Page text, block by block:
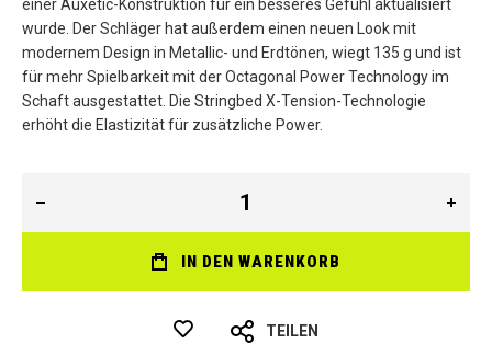
einer Auxetic-Konstruktion für ein besseres Gefühl aktualisiert
wurde. Der Schläger hat außerdem einen neuen Look mit
modernem Design in Metallic- und Erdtönen, wiegt 135 g und ist
für mehr Spielbarkeit mit der Octagonal Power Technology im
Schaft ausgestattet. Die Stringbed X-Tension-Technologie
erhöht die Elastizität für zusätzliche Power.
IN DEN WARENKORB
TEILEN